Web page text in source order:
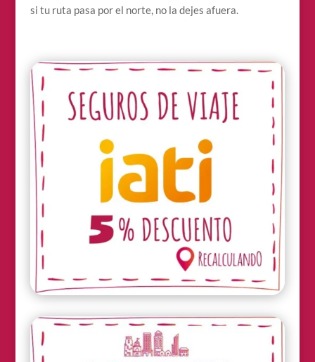
si tu ruta pasa por el norte, no la dejes afuera.